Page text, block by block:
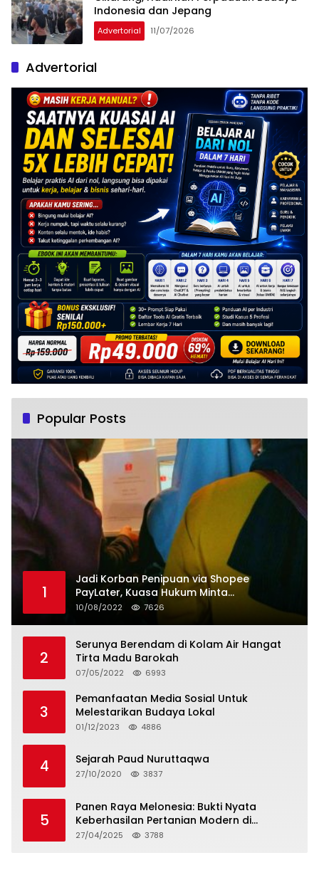
Indonesia dan Jepang
Advertorial 11/07/2026
Advertorial
Popular Posts
1
Jadi Korban Penipuan via Shopee
PayLater, Kuasa Hukum Minta
Penangguhan Tagihan dan Hapus Bunga
10/08/2022 7626
2
Serunya Berendam di Kolam Air Hangat
Tirta Madu Barokah
07/05/2022 6993
3
Pemanfaatan Media Sosial Untuk
Melestarikan Budaya Lokal
01/12/2023 4886
4 Sejarah Paud Nuruttaqwa
27/10/2020 3837
5
Panen Raya Melonesia: Bukti Nyata
Keberhasilan Pertanian Modern di
Kabupaten Bekasi
27/04/2025 3788